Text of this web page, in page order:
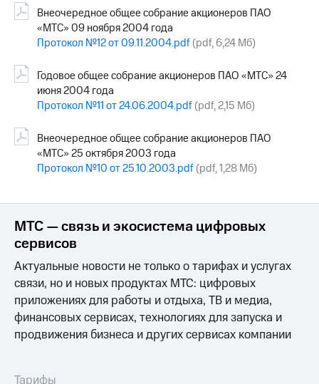
Внеочередное общее собрание акционеров ПАО
«МТС» 09 ноября 2004 года
Протокол №12 от 09.11.2004.pdf(pdf, 6,24 Мб)
Годовое общее собрание акционеров ПАО «МТС» 24
июня 2004 года
Протокол №11 от 24.06.2004.pdf(pdf, 2,15 Мб)
Внеочередное общее собрание акционеров ПАО
«МТС» 25 октября 2003 года
Протокол №10 от 25.10.2003.pdf(pdf, 1,28 Мб)
МТС — связь и экосистема цифровых
сервисов
Актуальные новости не только о тарифах и услугах
связи, но и новых продуктах МТС: цифровых
приложениях для работы и отдыха, ТВ и медиа,
финансовых сервисах, технологиях для запуска и
продвижения бизнеса и других сервисах компании
Тарифы